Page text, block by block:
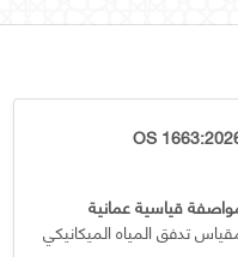
OS
قياسية عمانية
تدفق المياه الميكانيكي